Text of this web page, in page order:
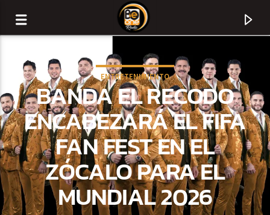
ENTRETENIMIENTO
BANDA EL RECODO
ENCABEZARÁ EL FIFA
FAN FEST EN EL
ZÓCALO PARA EL
MUNDIAL 2026